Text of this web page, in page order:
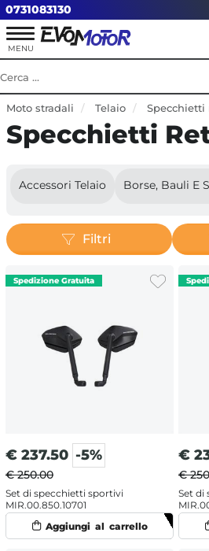
0731083130
Moto stradali Telaio Specchietti
Specchietti
Accessori Telaio Borse, Bauli E
Filtri
€ 237.50 -5%
€ 250.00
Set di specchietti sportivi
MIR.00.850.10701
€
€
Set di